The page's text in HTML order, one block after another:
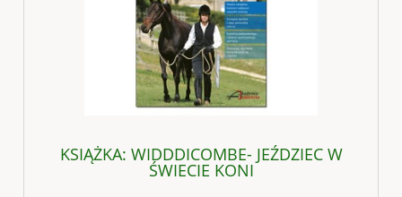
KSIĄŻKA: WIDDDICOMBE- JEŹDZIEC W
ŚWIECIE KONI